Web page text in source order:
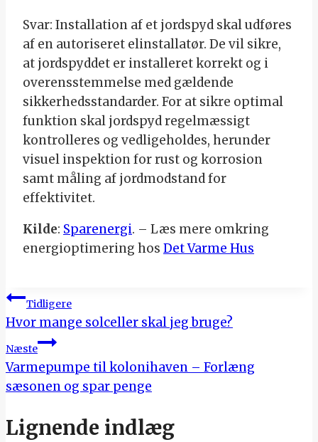
Svar: Installation af et jordspyd skal udføres
af en autoriseret elinstallatør. De vil sikre,
at jordspyddet er installeret korrekt og i
overensstemmelse med gældende
sikkerhedsstandarder. For at sikre optimal
funktion skal jordspyd regelmæssigt
kontrolleres og vedligeholdes, herunder
visuel inspektion for rust og korrosion
samt måling af jordmodstand for
effektivitet.
Kilde: Sparenergi. – Læs mere omkring
energioptimering hos Det Varme Hus
Indlægsnavigation
Tidligere
Hvor mange solceller skal jeg bruge?
Næste
Varmepumpe til kolonihaven – Forlæng
sæsonen og spar penge
Lignende indlæg